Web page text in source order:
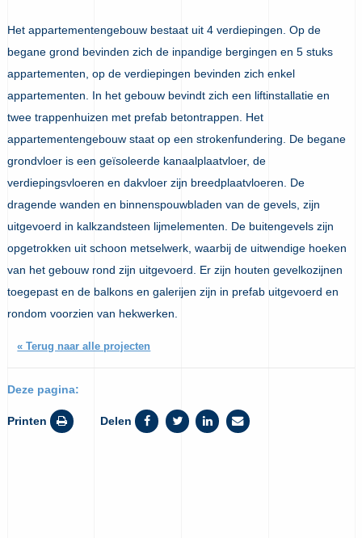
Het appartementengebouw bestaat uit 4 verdiepingen. Op de
begane grond bevinden zich de inpandige bergingen en 5 stuks
appartementen, op de verdiepingen bevinden zich enkel
appartementen. In het gebouw bevindt zich een liftinstallatie en
twee trappenhuizen met prefab betontrappen. Het
appartementengebouw staat op een strokenfundering. De begane
grondvloer is een geïsoleerde kanaalplaatvloer, de
verdiepingsvloeren en dakvloer zijn breedplaatvloeren. De
dragende wanden en binnenspouwbladen van de gevels, zijn
uitgevoerd in kalkzandsteen lijmelementen. De buitengevels zijn
opgetrokken uit schoon metselwerk, waarbij de uitwendige hoeken
van het gebouw rond zijn uitgevoerd. Er zijn houten gevelkozijnen
toegepast en de balkons en galerijen zijn in prefab uitgevoerd en
rondom voorzien van hekwerken.
« Terug naar alle projecten
Deze pagina:
Printen Delen